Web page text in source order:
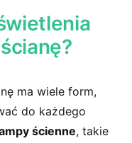
⁣ma wiele form,
do‌ każdego
⁢ścienne, takie